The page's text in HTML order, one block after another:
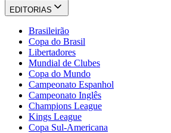
EDITORIAS
Brasileirão
Copa do Brasil
Libertadores
Mundial de Clubes
Copa do Mundo
Campeonato Espanhol
Campeonato Inglês
Champions League
Kings League
Copa Sul-Americana